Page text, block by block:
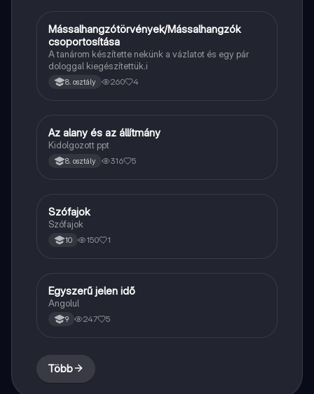
Magyar
Mássalhangzótörvények/Mássalhangzók
csoportosítása
A tanárom készítette nekünk a vázlatot és egy pár
dologgal kiegészítettük.i
8. osztály 260 4
Magyar
Az alany és az állítmány
Kidolgozott ppt
8. osztály 316 5
Magyar
Szófajok
Szófajok
10 150 1
Angol
Egyszerű jelen idő
Angolul
9 247 5
Több